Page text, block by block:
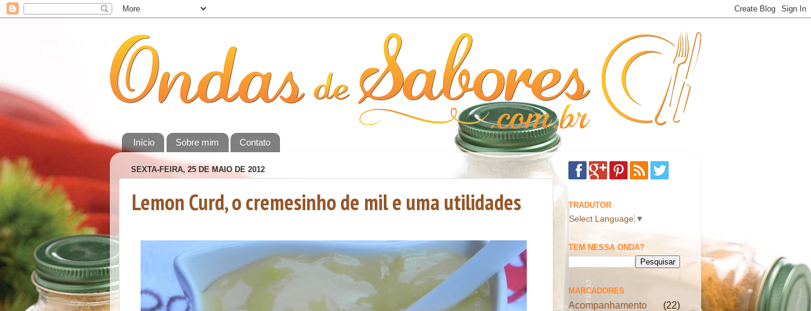
Início Sobre mim Contato
SEXTA-FEIRA, 25 DE MAIO DE 2012
Lemon Curd, o cremesinho de mil e uma utilidades
TRADUTOR
Select Language ▼
TEM NESSA ONDA?
MARCADORES
Acompanhamento (22)